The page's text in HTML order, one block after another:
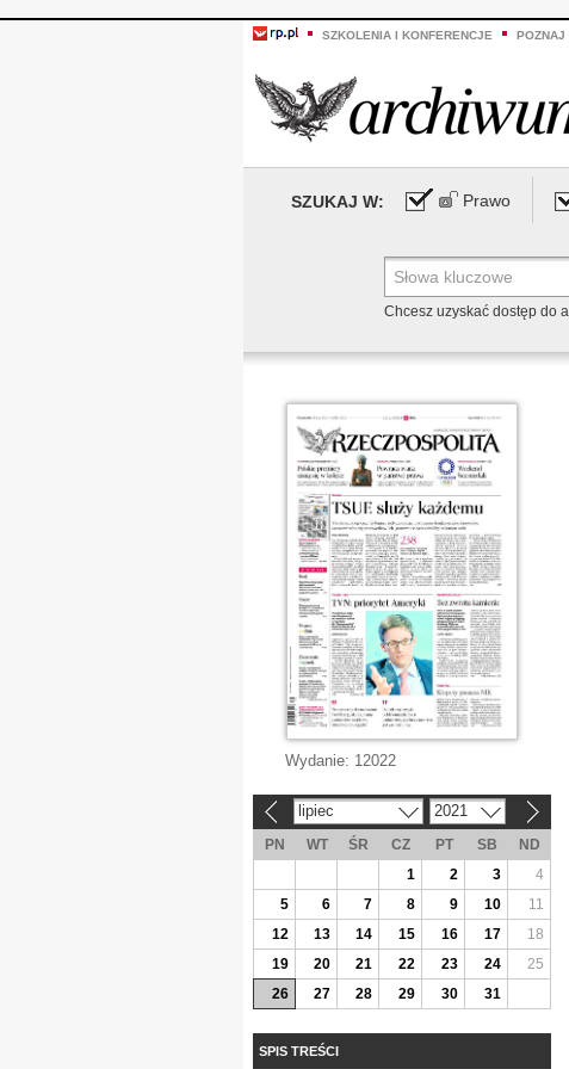
SZKOLENIA I KONFERENCJE POZNAJ
SZUKAJ W: Prawo
Chcesz uzyskać dostęp do
Wydanie: 12022
lipiec 2021
PN WT ŚR CZ PT SB
ND
1
2 3
4
5
6 7 8 9 10
11
12
13 14 15 16 17
18
19
20 21 22 23 24
25
26
27 28 29 30 31
SPIS TREŚCI